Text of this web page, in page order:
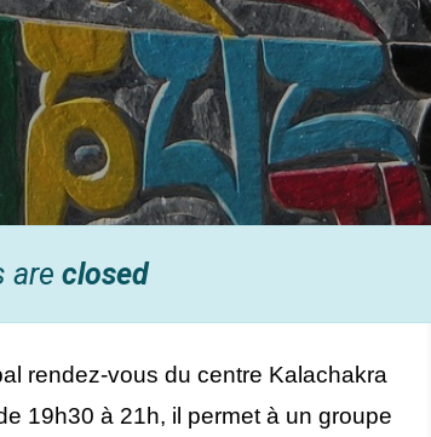
are closed
rendez-vous du centre Kalachakra
19h30 à 21h, il permet à un groupe